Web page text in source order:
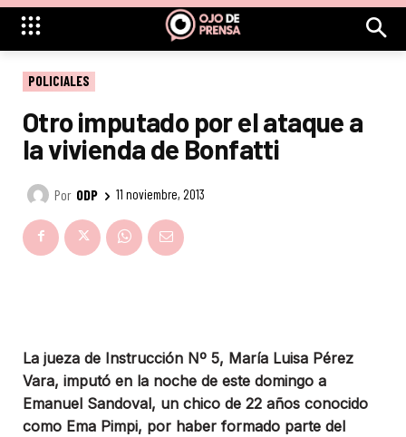
POLICIALES
Otro imputado por el ataque a
la vivienda de Bonfatti
Por ODP 11 noviembre, 2013
La jueza de Instrucción Nº 5, María Luisa Pérez
Vara, imputó en la noche de este domingo a
Emanuel Sandoval, un chico de 22 años conocido
como Ema Pimpi, por haber formado parte del